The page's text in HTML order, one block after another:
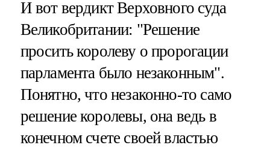
И вот вердикт Верховного суда
Великобритании: "Решение
просить королеву о пророгации
парламента было незаконным".
Понятно, что незаконно-то само
решение королевы, она ведь в
конечном счете своей властью